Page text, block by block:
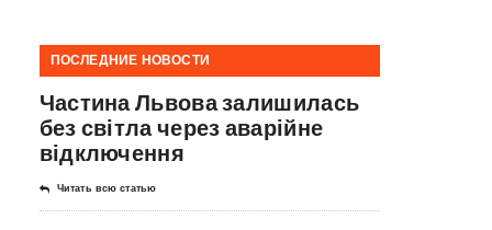
ПОСЛЕДНИЕ НОВОСТИ
Частина Львова залишилась
без світла через аварійне
відключення
Читать всю статью